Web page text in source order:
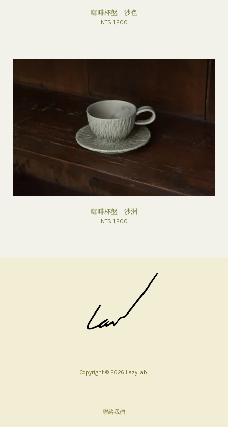
咖啡杯盤｜沙色
NT$ 1,200
咖啡杯盤｜沙洲
NT$ 1,200
Copyright © 2026 LazyLab.
聯絡我們